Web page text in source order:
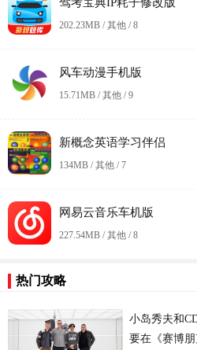
202.23MB / 其他 /8
风车动漫手机版
15.71MB / 其他 /9
新概念英语学习伴侣
134MB / 其他 /7
网易云音乐车机版
227.54MB / 其他 /8
热门攻略
小岛秀夫和
要在《赛博